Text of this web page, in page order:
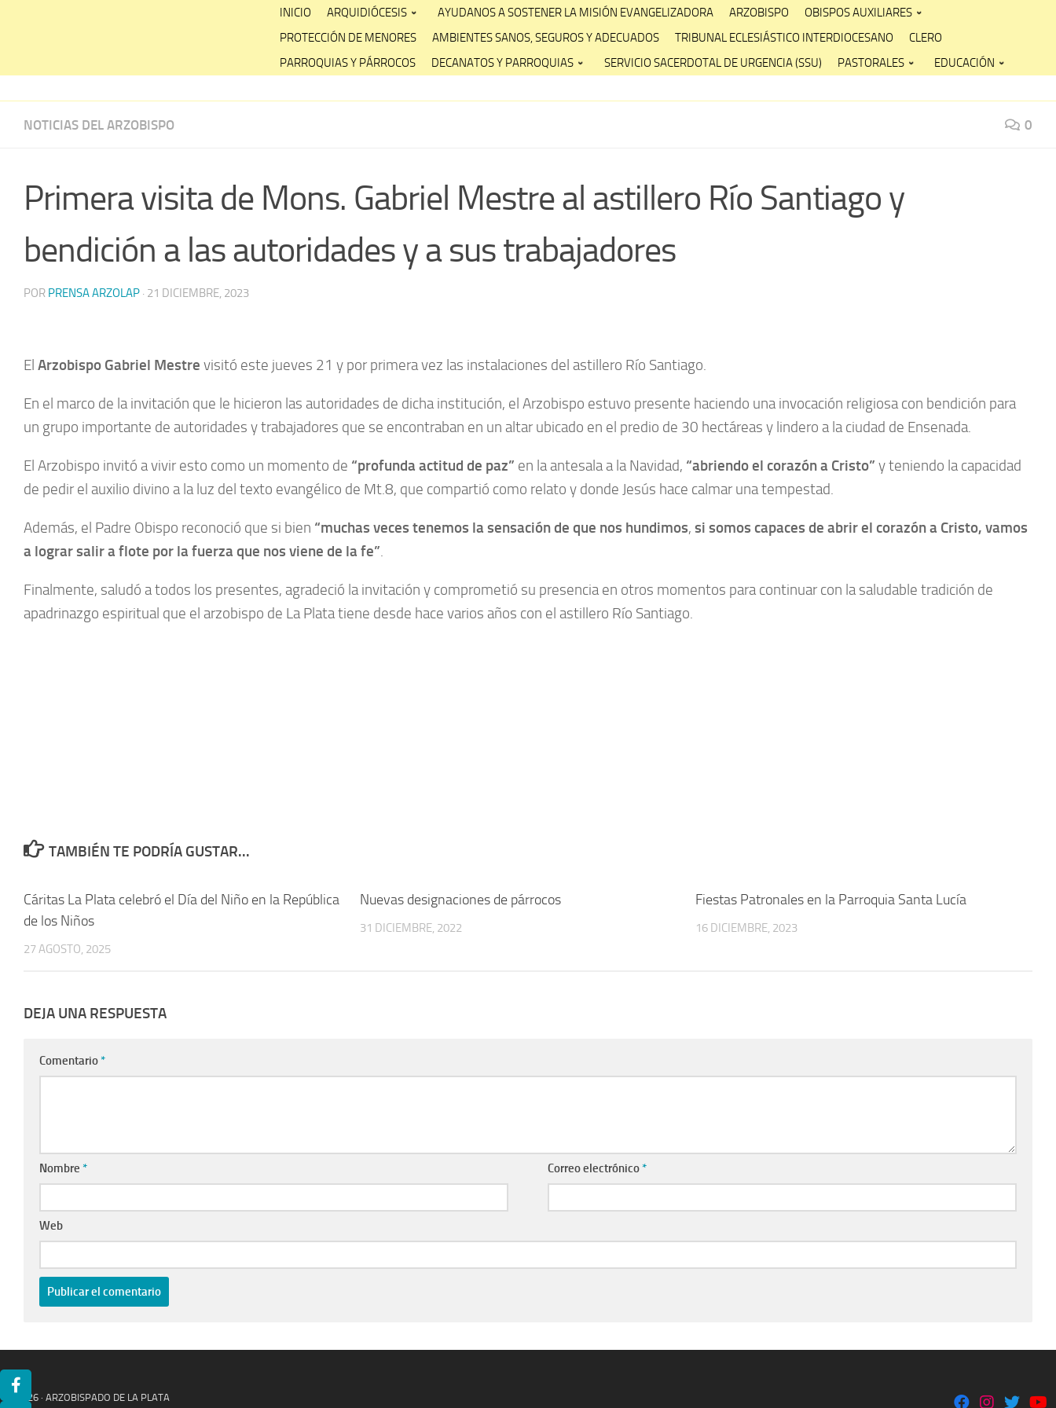
INICIO ARQUIDIÓCESIS AYUDANOS A SOSTENER LA MISIÓN EVANGELIZADORA ARZOBISPO
OBISPOS AUXILIARES
PROTECCIÓN DE MENORES
AMBIENTES SANOS, SEGUROS Y ADECUADOS TRIBUNAL ECLESIÁSTICO INTERDIOCESANO
CLERO
PARROQUIAS Y PÁRROCOS
DECANATOS Y PARROQUIAS SERVICIO SACERDOTAL DE URGENCIA (SSU) PASTORALES EDUCACIÓN
NOTICIAS DEL ARZOBISPO 0
Primera visita de Mons. Gabriel Mestre al astillero Río Santiago y
bendición a las autoridades y a sus trabajadores
POR PRENSA ARZOLAP · 21 DICIEMBRE, 2023
El Arzobispo Gabriel Mestre visitó este jueves 21 y por primera vez las instalaciones del astillero Río Santiago.
En el marco de la invitación que le hicieron las autoridades de dicha institución, el Arzobispo estuvo presente haciendo una invocación religiosa con bendición para
un grupo importante de autoridades y trabajadores que se encontraban en un altar ubicado en el predio de 30 hectáreas y lindero a la ciudad de Ensenada.
El Arzobispo invitó a vivir esto como un momento de “profunda actitud de paz” en la antesala a la Navidad, “abriendo el corazón a Cristo” y teniendo la capacidad
de pedir el auxilio divino a la luz del texto evangélico de Mt.8, que compartió como relato y donde Jesús hace calmar una tempestad.
Además, el Padre Obispo reconoció que si bien “muchas veces tenemos la sensación de que nos hundimos, si somos capaces de abrir el corazón a Cristo, vamos
a lograr salir a flote por la fuerza que nos viene de la fe”.
Finalmente, saludó a todos los presentes, agradeció la invitación y comprometió su presencia en otros momentos para continuar con la saludable tradición de
apadrinazgo espiritual que el arzobispo de La Plata tiene desde hace varios años con el astillero Río Santiago.
TAMBIÉN TE PODRÍA GUSTAR...
Cáritas La Plata celebró el Día del Niño en la República
de los Niños
27 AGOSTO, 2025
Nuevas designaciones de párrocos
31 DICIEMBRE, 2022
Fiestas Patronales en la Parroquia Santa Lucía
16 DICIEMBRE, 2023
DEJA UNA RESPUESTA
Comentario *
Nombre * Correo electrónico *
Web
© 2026 · ARZOBISPADO DE LA PLATA